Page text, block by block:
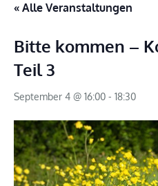
« Alle Veranstaltungen
Bitte kommen –
Teil 3
September 4 @ 16:00 - 18:30